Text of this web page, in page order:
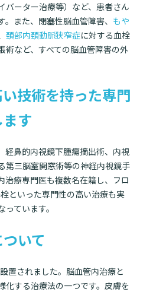
バーター治療等）など、患者さん
また、閉塞性脳血管障害、 もや
頚部内頚動脈狭窄症に対する血栓
術など、すべての脳血管障害の外
技術を持った専門
す
経鼻的内視鏡下腫瘍摘出術、内視
第三脳室開窓術等の神経内視鏡手
治療専門医も複数名在籍し、フロ
といった専門性の高い治療も実
ています。
いて
置されました。脳血管内治療と
化する治療法の一つです。皮膚を